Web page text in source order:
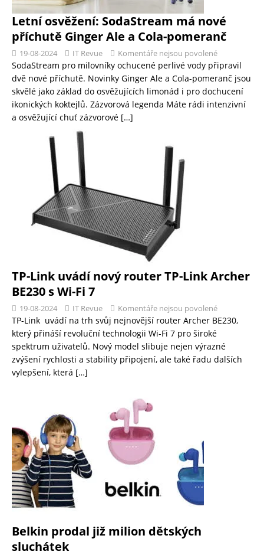
Letní osvěžení: SodaStream má nové
příchutě Ginger Ale a Cola-pomeranč
19-08-2024 IT Revue Komentáře nejsou povolené
SodaStream pro milovníky ochucené perlivé vody připravil
dvě nové příchutě. Novinky Ginger Ale a Cola-pomeranč jsou
skvělé jako základ do osvěžujících limonád i pro dochucení
ikonických koktejlů. Zázvorová legenda Máte rádi intenzivní
a osvěžující chuť zázvorové […]
TP-Link uvádí nový router TP-Link Archer
BE230 s Wi-Fi 7
19-08-2024 IT Revue Komentáře nejsou povolené
TP-Link uvádí na trh svůj nejnovější router Archer BE230,
který přináší revoluční technologii Wi-Fi 7 pro široké
spektrum uživatelů. Nový model slibuje nejen výrazné
zvýšení rychlosti a stability připojení, ale také řadu dalších
vylepšení, která […]
Belkin prodal již milion dětských
sluchátek